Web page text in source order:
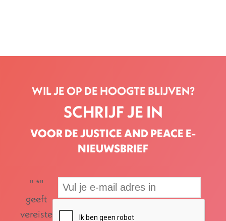
WIL JE OP DE HOOGTE BLIJVEN?
SCHRIJF JE IN
VOOR DE JUSTICE AND PEACE E-
NIEUWSBRIEF
" *"
geeft
vereiste